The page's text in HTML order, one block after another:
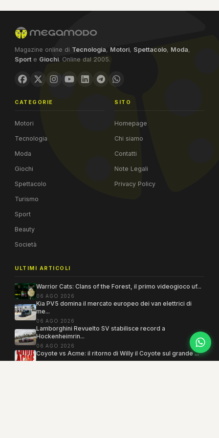
Magazine online di Tecnologia, Motori, Spettacolo, Moda,
Sport e Giochi. Online dal 2005.
CATEGORIE
Motori
Tecnologia
Moda
Giochi
Spettacolo
Turismo
Sport
Beauty
Società
SITO
Homepage
Chi siamo
Contatti
Note Legali
Privacy Policy
ULTIMI ARTICOLI
Warrior Cats: Clans of the Forest, il primo videogioco uf...
06 AGO 2026
Kia PV5 domina il mercato europeo dei van elettrici di
me...
06 AGO 2026
Lamborghini Revuelto SV stabilisce record a
Hockenheimrin...
06 AGO 2026
Coyote vs Acme: il ritorno di Willy il Coyote sul grande ...
06 AGO 2026